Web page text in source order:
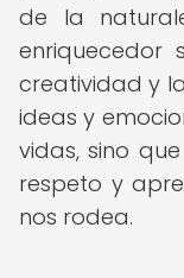
de la
enriquecedor
creatividad y
ideas y
vidas, sino
respeto y
nos rodea.